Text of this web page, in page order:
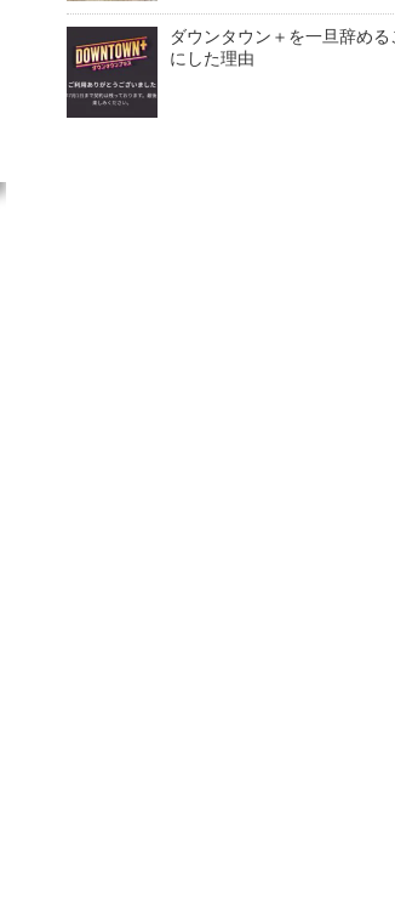
ダウンタウン＋を一旦辞める
にした理由